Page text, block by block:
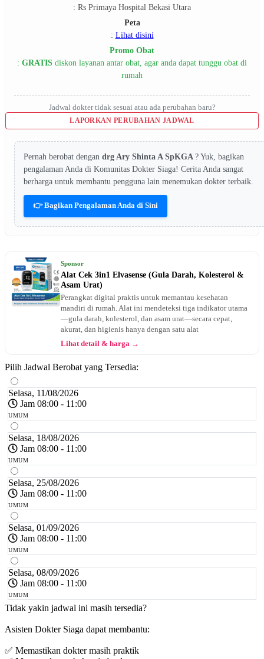
: Rs Primaya Hospital Bekasi Utara
Peta
: Lihat disini
Promo Obat
: GRATIS diskon layanan antar obat, agar anda dapat tunggu obat di
rumah
Jadwal dokter tidak sesuai atau ada perubahan baru?
LAPORKAN PERUBAHAN JADWAL
Pernah berobat dengan drg Ary Shinta A SpKGA ? Yuk, bagikan
pengalaman Anda di Komunitas Dokter Siaga! Cerita Anda sangat
berharga untuk membantu pengguna lain menemukan dokter terbaik.
👉 Bagikan Pengalaman Anda di Sini
Sponsor
Alat Cek 3in1 Elvasense (Gula Darah, Kolesterol &
Asam Urat)
Perangkat digital praktis untuk memantau kesehatan
mandiri di rumah. Alat ini mendeteksi tiga indikator utama
—gula darah, kolesterol, dan asam urat—secara cepat,
akurat, dan higienis hanya dengan satu alat
Lihat detail & harga →
Pilih Jadwal Berobat yang Tersedia:
Selasa, 11/08/2026
Jam 08:00 - 11:00
UMUM
Selasa, 18/08/2026
Jam 08:00 - 11:00
UMUM
Selasa, 25/08/2026
Jam 08:00 - 11:00
UMUM
Selasa, 01/09/2026
Jam 08:00 - 11:00
UMUM
Selasa, 08/09/2026
Jam 08:00 - 11:00
UMUM
Tidak yakin jadwal ini masih tersedia?
Asisten Dokter Siaga dapat membantu:
✅ Memastikan dokter masih praktik